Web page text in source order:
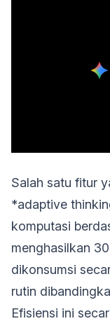
Salah satu fitur
*adaptive
komputasi
menghasilkan
dikonsumsi
rutin
Efisiensi ini